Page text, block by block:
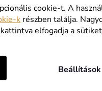
cookie-t. A
k részben találja.
elfogadja a
Beállítások